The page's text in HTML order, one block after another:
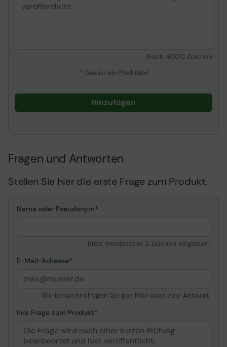
Noch 4000 Zeichen
* Dies ist ein Pflichtfeld
Hinzufügen
Fragen und Antworten
Stellen Sie hier die erste Frage zum Produkt.
Name oder Pseudonym
Bitte mindestens 3 Zeichen eingeben.
E-Mail-Adresse
Wir benachrichtigen Sie per Mail über eine Antwort.
Ihre Frage zum Produkt